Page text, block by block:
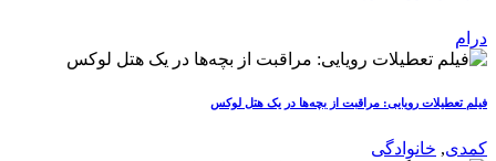
درام
فیلم تعطیلات رویایی: مراقبت از بچه‌ها در یک هتل لوکس
کمدی, خانوادگی